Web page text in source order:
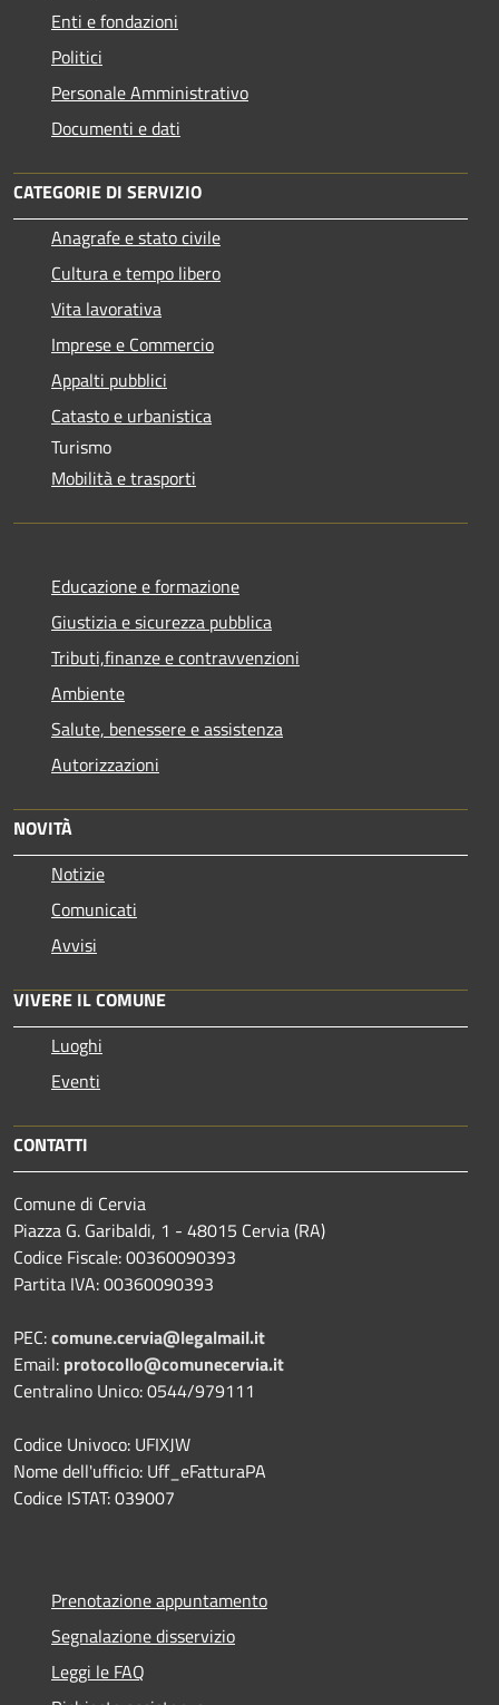
Enti e fondazioni
Politici
Personale Amministrativo
Documenti e dati
CATEGORIE DI SERVIZIO
Anagrafe e stato civile
Cultura e tempo libero
Vita lavorativa
Imprese e Commercio
Appalti pubblici
Catasto e urbanistica
Turismo
Mobilità e trasporti
Educazione e formazione
Giustizia e sicurezza pubblica
Tributi,finanze e contravvenzioni
Ambiente
Salute, benessere e assistenza
Autorizzazioni
NOVITÀ
Notizie
Comunicati
Avvisi
VIVERE IL COMUNE
Luoghi
Eventi
CONTATTI
Comune di Cervia
Piazza G. Garibaldi, 1 - 48015 Cervia (RA)
Codice Fiscale: 00360090393
Partita IVA: 00360090393
PEC:comune.cervia@legalmail.it
Email: protocollo@comunecervia.it
Centralino Unico: 0544/979111
Codice Univoco: UFIXJW
Nome dell'ufficio: Uff_eFatturaPA
Codice ISTAT: 039007
Prenotazione appuntamento
Segnalazione disservizio
Leggi le FAQ